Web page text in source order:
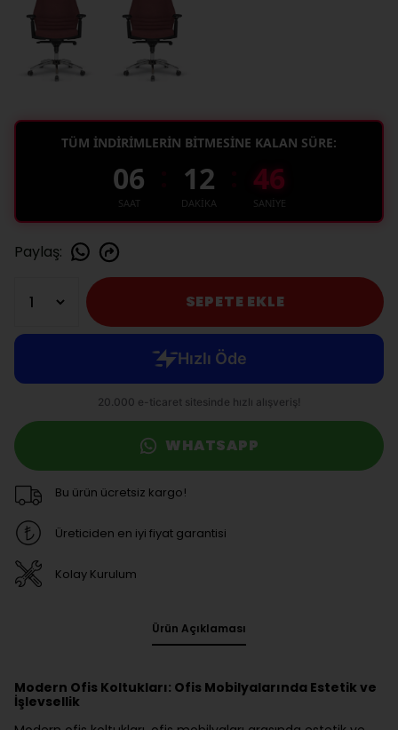
TÜM İNDİRİMLERİN BİTMESİNE KALAN SÜRE:
06
SAAT
12
DAKİKA
45
SANİYE
Paylaş:
SEPETE EKLE
WHATSAPP
Bu ürün ücretsiz kargo!
Üreticiden en iyi fiyat garantisi
Kolay Kurulum
Ürün Açıklaması
Modern Ofis Koltukları: Ofis Mobilyalarında Estetik ve
İşlevsellik